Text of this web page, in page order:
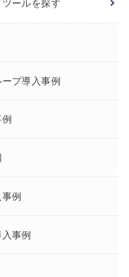
ールを探す
プ導入事例
例
事例